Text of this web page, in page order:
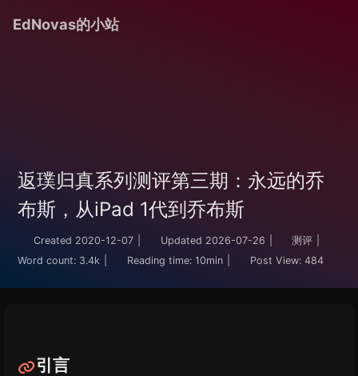
EdNovas的小站
返璞归真系列测评第三期：永远的乔
布斯，从iPad 1代到乔布斯
Created 2020-12-07 Updated 2026-07-26 测评
Word count: 3.4k Reading time: 10min Post View: 484
引言